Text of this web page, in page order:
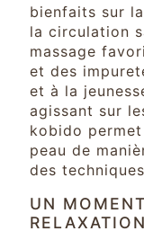
bienfaits sur
la circulation
massage
et des
et à la
agissant sur
kobido
peau de
des
UN
RELAXATION